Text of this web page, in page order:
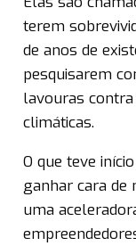
terem
de anos de
pesquisarem
lavouras
climáticas.
O que teve
ganhar cara de
uma